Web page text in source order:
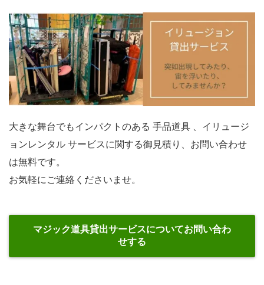
大きな舞台でもインパクトのある 手品道具 、イリュージ
ョンレンタル サービスに関する御見積り、お問い合わせ
は無料です。
お気軽にご連絡くださいませ。
マジック道具貸出サービスについてお問い合わ
せする